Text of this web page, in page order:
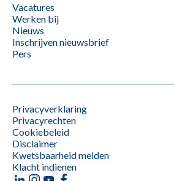
Vacatures
Werken bij
Nieuws
Inschrijven nieuwsbrief
Pers
Privacyverklaring
Privacyrechten
Cookiebeleid
Disclaimer
Kwetsbaarheid melden
Klacht indienen